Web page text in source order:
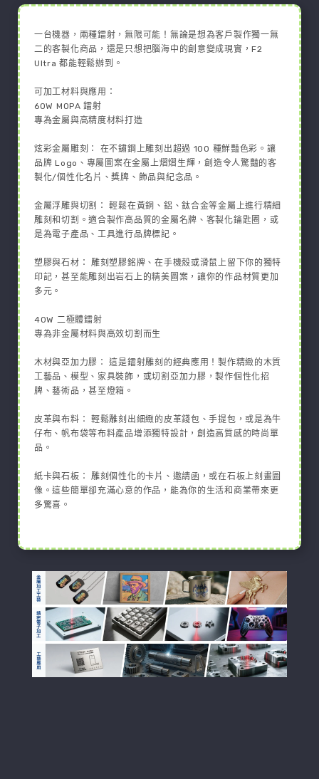
一台機器，兩種鐳射，無限可能！無論是想為客戶製作獨一無
二的客製化商品，還是只想把腦海中的創意變成現實，F2
Ultra 都能輕鬆辦到。
可加工材料與應用：
60W MOPA 鐳射
專為金屬與高精度材料打造
炫彩金屬雕刻： 在不鏽鋼上雕刻出超過 100 種鮮豔色彩。讓
品牌 Logo、專屬圖案在金屬上熠熠生輝，創造令人驚豔的客
製化/個性化名片、獎牌、飾品與紀念品。
金屬浮雕與切割： 輕鬆在黃銅、鋁、鈦合金等金屬上進行精細
雕刻和切割。適合製作高品質的金屬名牌、客製化鑰匙圈，或
是為電子產品、工具進行品牌標記。
塑膠與石材： 雕刻塑膠銘牌、在手機殼或滑鼠上留下你的獨特
印記，甚至能雕刻出岩石上的精美圖案，讓你的作品材質更加
多元。
40W 二極體鐳射
專為非金屬材料與高效切割而生
木材與亞加力膠： 這是鐳射雕刻的經典應用！製作精緻的木質
工藝品、模型、家具裝飾，或切割亞加力膠，製作個性化招
牌、藝術品，甚至燈箱。
皮革與布料： 輕鬆雕刻出細緻的皮革錢包、手提包，或是為牛
仔布、帆布袋等布料產品增添獨特設計，創造高質感的時尚單
品。
紙卡與石板： 雕刻個性化的卡片、邀請函，或在石板上刻畫圖
像。這些簡單卻充滿心意的作品，能為你的生活和商業帶來更
多驚喜。